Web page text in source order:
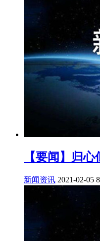
【要闻】归
新闻资讯 2021-02-05